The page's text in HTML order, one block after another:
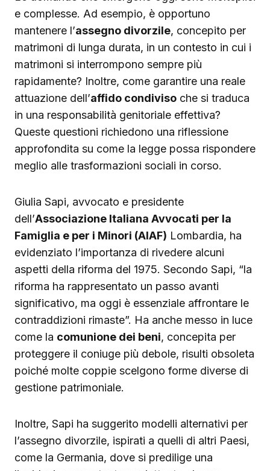
e complesse. Ad esempio, è opportuno
mantenere l’assegno divorzile, concepito per
matrimoni di lunga durata, in un contesto in cui i
matrimoni si interrompono sempre più
rapidamente? Inoltre, come garantire una reale
attuazione dell’affido condiviso che si traduca
in una responsabilità genitoriale effettiva?
Queste questioni richiedono una riflessione
approfondita su come la legge possa rispondere
meglio alle trasformazioni sociali in corso.
Giulia Sapi, avvocato e presidente
dell’Associazione Italiana Avvocati per la
Famiglia e per i Minori (AIAF) Lombardia, ha
evidenziato l’importanza di rivedere alcuni
aspetti della riforma del 1975. Secondo Sapi, “la
riforma ha rappresentato un passo avanti
significativo, ma oggi è essenziale affrontare le
contraddizioni rimaste”. Ha anche messo in luce
come la comunione dei beni, concepita per
proteggere il coniuge più debole, risulti obsoleta
poiché molte coppie scelgono forme diverse di
gestione patrimoniale.
Inoltre, Sapi ha suggerito modelli alternativi per
l’assegno divorzile, ispirati a quelli di altri Paesi,
come la Germania, dove si predilige una